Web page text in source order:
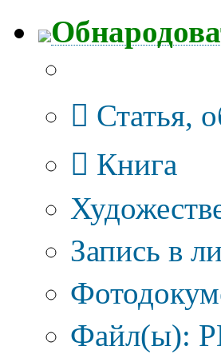
Статья,
Книга
Запись в
Файл(ы):